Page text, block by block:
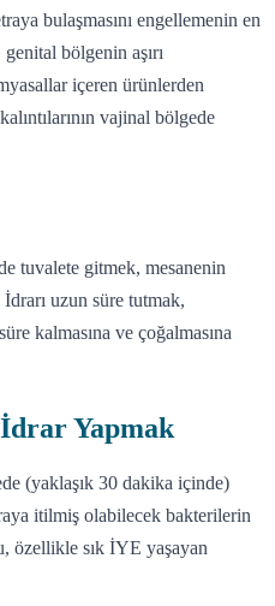
bulaşmasını engellemenin en
bölgenin aşırı
içeren ürünlerden
vajinal bölgede
tuvalete gitmek, mesanenin
uzun süre tutmak,
kalmasına ve çoğalmasına
Yapmak
(yaklaşık 30 dakika içinde)
itilmiş olabilecek bakterilerin
özellikle sık İYE yaşayan